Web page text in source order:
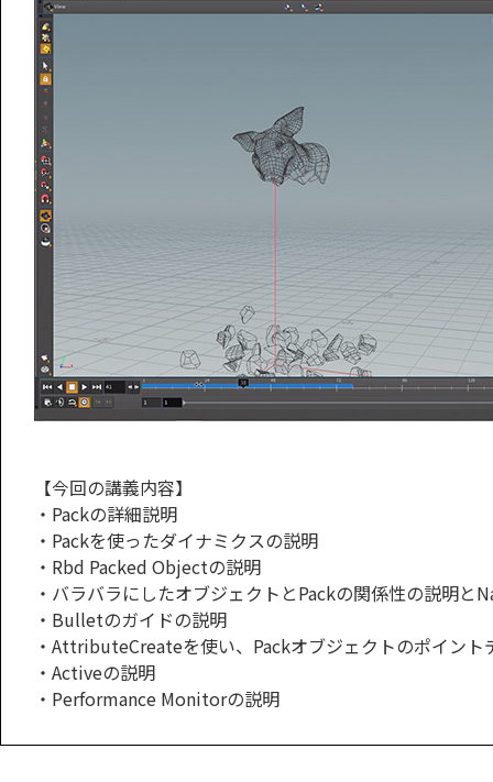
【今回の講義内容】
・Packの詳細説明
・Packを使ったダイナミクスの説明
・Rbd Packed Objectの説明
・バラバラにしたオブジェクトとPackの関係性の説明と
・Bulletのガイドの説明
・AttributeCreateを使い、Packオブジェクトのポイント
・Activeの説明
・Performance Monitorの説明